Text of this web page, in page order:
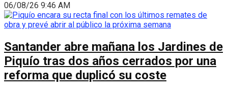
06/08/26 9:46 AM
Santander abre mañana los Jardines de
Piquío tras dos años cerrados por una
reforma que duplicó su coste